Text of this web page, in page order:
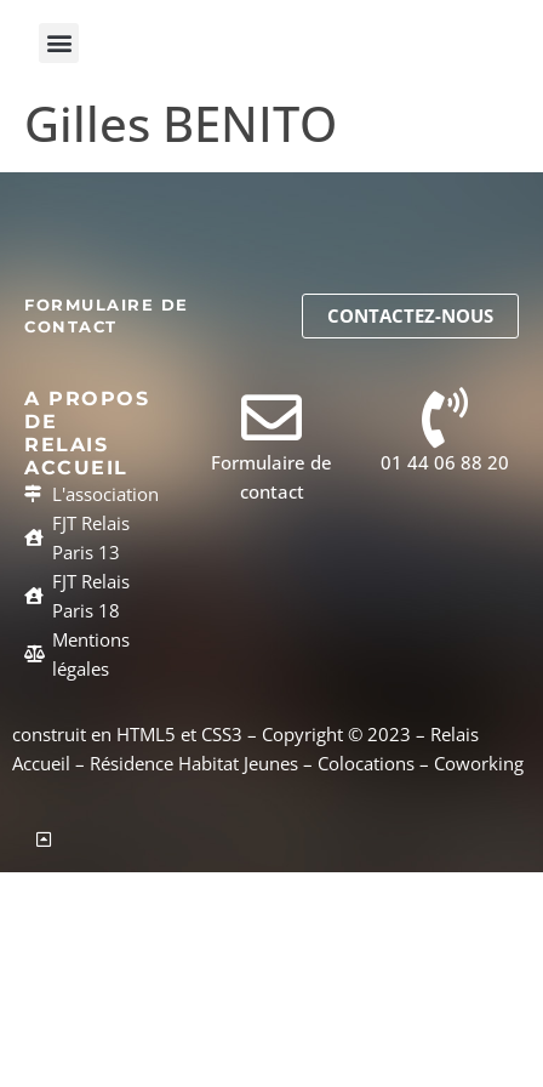
Gilles BENITO
FORMULAIRE DE
CONTACT
CONTACTEZ-NOUS
A PROPOS
DE
RELAIS
ACCUEIL
L'association
FJT Relais
Paris 13
FJT Relais
Paris 18
Mentions
légales
Formulaire de
contact
01 44 06 88 20
construit en HTML5 et CSS3 – Copyright © 2023 – Relais
Accueil – Résidence Habitat Jeunes – Colocations – Coworking